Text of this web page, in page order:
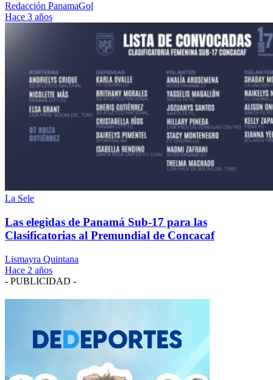
Redacción PanamaGol
Hace 3 años
La Sele
Las elegidas de Panamá Sub-17 para las
Clasificatorias al Premundial de Concacaf
Lismayra Quintana
Hace 2 años
- PUBLICIDAD -